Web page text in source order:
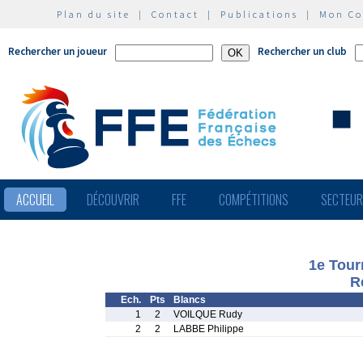
Plan du site | Contact | Publications | Mon
Rechercher un joueur Rechercher un club
ACCUEIL DÉCOUVRIR FFE COMPÉTITIONS
1e
Ech. Pts
Blancs
1
2
VOILQUE Rudy
2
2
LABBE Philippe